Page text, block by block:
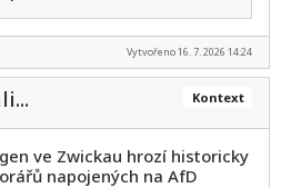
Vytvořeno 16. 7. 2026 14:24
Kontext
ve Zwickau hrozí historicky
napojených na AfD